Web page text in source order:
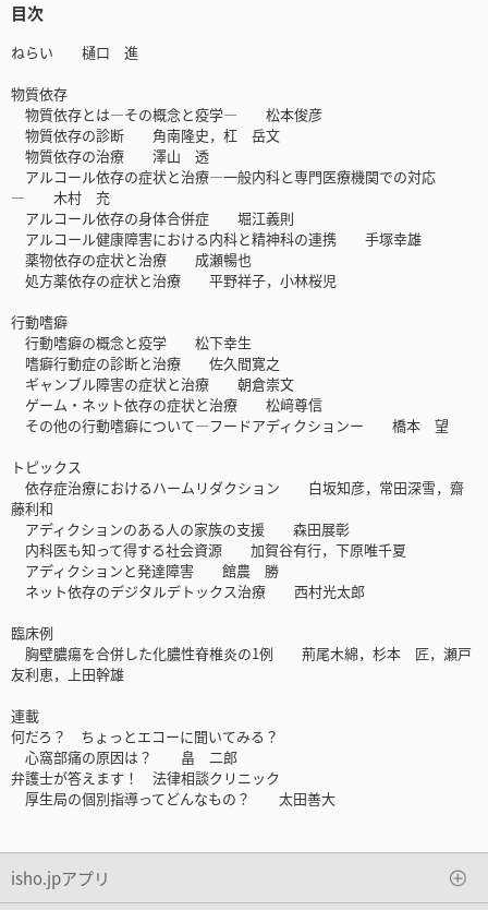
目次
ねらい 樋口 進
物質依存
物質依存とは―その概念と疫学― 松本俊彦
物質依存の診断 角南隆史，杠 岳文
物質依存の治療 澤山 透
アルコール依存の症状と治療―一般内科と専門医療機関での対応
― 木村 充
アルコール依存の身体合併症 堀江義則
アルコール健康障害における内科と精神科の連携 手塚幸雄
薬物依存の症状と治療 成瀬暢也
処方薬依存の症状と治療 平野祥子，小林桜児
行動嗜癖
行動嗜癖の概念と疫学 松下幸生
嗜癖行動症の診断と治療 佐久間寛之
ギャンブル障害の症状と治療 朝倉崇文
ゲーム・ネット依存の症状と治療 松﨑尊信
その他の行動嗜癖について―フードアディクションー 橋本 望
トピックス
依存症治療におけるハームリダクション 白坂知彦，常田深雪，齋
藤利和
アディクションのある人の家族の支援 森田展彰
内科医も知って得する社会資源 加賀谷有行，下原唯千夏
アディクションと発達障害 館農 勝
ネット依存のデジタルデトックス治療 西村光太郎
臨床例
胸壁膿瘍を合併した化膿性脊椎炎の1例 荊尾木綿，杉本 匠，瀬戸
友利恵，上田幹雄
連載
何だろ？ ちょっとエコーに聞いてみる？
心窩部痛の原因は？ 畠 二郎
弁護士が答えます！ 法律相談クリニック
厚生局の個別指導ってどんなもの？ 太田善大
isho.jpアプリ